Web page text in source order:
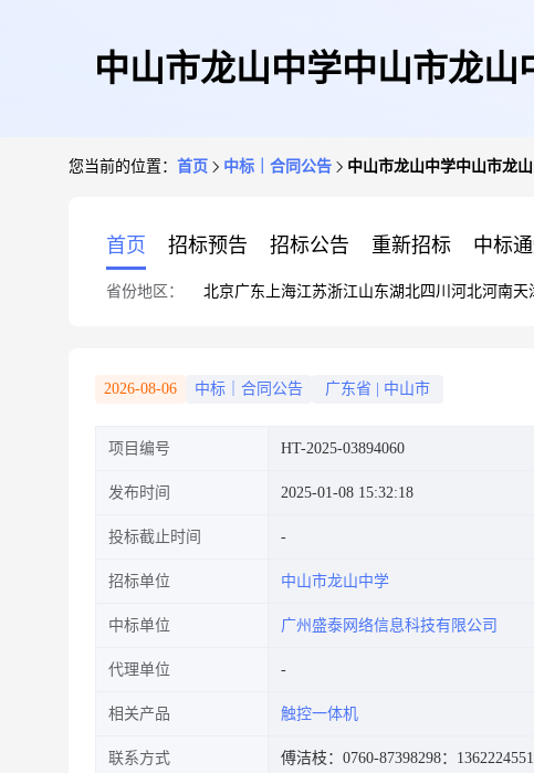
中山市龙山中学中山市龙
您当前的位置： 首页 中标｜合同公告 中山市龙山中学中山市龙
首页 招标预告 招标公告 重新招标 中标
省份地区： 北京广东 上海江苏浙江山东湖北四川 河北河南天
2026-08-06 中标｜合同公告 广东省 中山市
项目编号 HT-2025-03894060
发布时间 2025-01-08 15:32:18
投标截止时间
招标单位 中山市龙山中学
中标单位 广州盛泰网络信息科技有限公司
代理单位
相关产品 触控一体机
联系方式 傅洁枝：0760-87398298：